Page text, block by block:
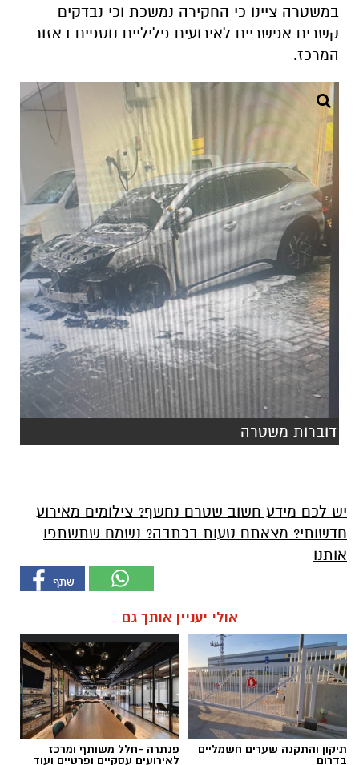
במשטרה ציינו כי החקירה נמשכת וכי נבדקים
קשרים אפשריים לאירועים פליליים נוספים באזור
המרכז.
דוברות משטרה
יש לכם מידע חשוב שטרם נחשף? צילומים מאירוע
חדשותי? מצאתם טעות בכתבה? נשמח שתשתפו
אותנו
אולי יעניין אותך גם
תיקון והתקנה שערים חשמליים
בדרום
פנתרה -חלל משותף ומרכז
לאירועים עסקיים ופרטיים ועוד